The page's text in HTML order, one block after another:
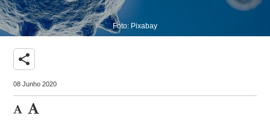
Foto: Pixabay
share
08 Junho 2020